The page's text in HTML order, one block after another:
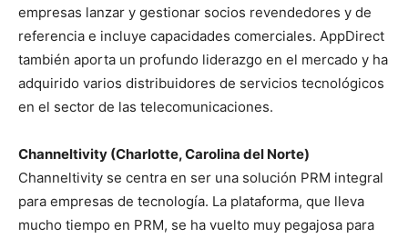
empresas lanzar y gestionar socios revendedores y de
referencia e incluye capacidades comerciales. AppDirect
también aporta un profundo liderazgo en el mercado y ha
adquirido varios distribuidores de servicios tecnológicos
en el sector de las telecomunicaciones.
Channeltivity (Charlotte, Carolina del Norte)
Channeltivity se centra en ser una solución PRM integral
para empresas de tecnología. La plataforma, que lleva
mucho tiempo en PRM, se ha vuelto muy pegajosa para